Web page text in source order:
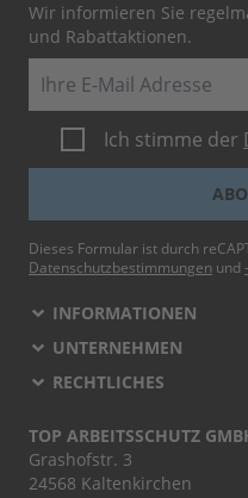
Wir informieren Sie
und Rabattaktionen.
Ich stimme der
Dieses Formular ist durch
Datenschutzbestimmungen und
INFORMATIONEN
UNTERNEHMEN
RECHTLICHES
TOP ARBEITSSCHUTZ
Grashofstr. 3
24568 Kaltenkirchen